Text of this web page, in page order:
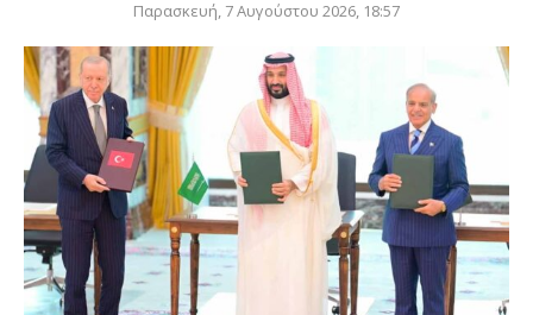
Παρασκευή, 7 Αυγούστου 2026, 18:57